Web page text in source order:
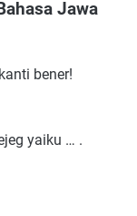
Jawa
bener!
yaiku … .